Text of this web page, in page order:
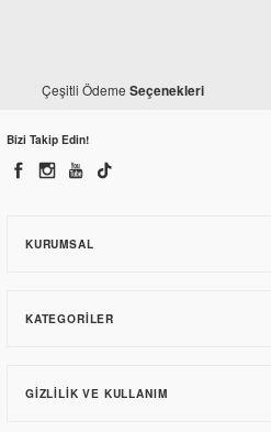
Çeşitli Ödeme Seçenekleri
Bizi Takip Edin!
KURUMSAL
KATEGORILER
GIZLILIK VE KULLANIM